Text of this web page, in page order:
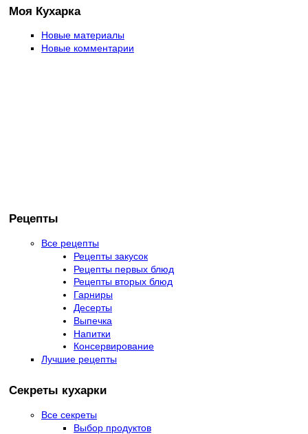
Моя Кухарка
Новые материалы
Новые комментарии
Рецепты
Все рецепты
Рецепты закусок
Рецепты первых блюд
Рецепты вторых блюд
Гарниры
Десерты
Выпечка
Напитки
Консервирование
Лучшие рецепты
Секреты кухарки
Все секреты
Выбор продуктов